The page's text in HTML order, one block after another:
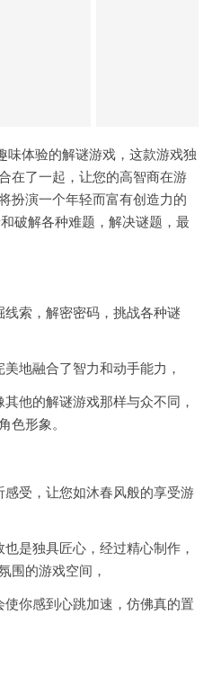
味体验的解谜游戏，这款游戏独
在了一起，让您的高智商在游
扮演一个年轻而富有创造力的
破解各种难题，解决谜题，最
索，解密密码，挑战各种谜
地融合了智力和动手能力，
他的解谜游戏那样与众不同，
色形象。
受，让您如沐春风般的享受游
是独具匠心，经过精心制作，
围的游戏空间，
你感到心跳加速，仿佛真的置